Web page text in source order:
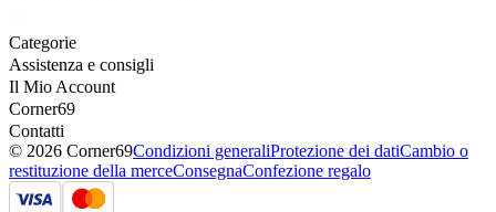
Categorie
Assistenza e consigli
Il Mio Account
Corner69
Contatti
© 2026 Corner69Condizioni generaliProtezione dei datiCambio o
restituzione della merceConsegnaConfezione regalo